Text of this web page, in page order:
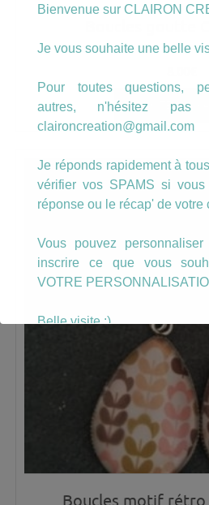
AJOUTER AU
Boucles motif
Bienvenue sur CLAIRON
Je vous souhaite une belle
Pour toutes questions,
autres, n'hésitez
claironcreation@gmail.com
Je réponds rapidement à
vérifier vos SPAMS si
réponse ou le récap' de votre
Vous pouvez
inscrire ce que vous
VOTRE
Belle visite :)